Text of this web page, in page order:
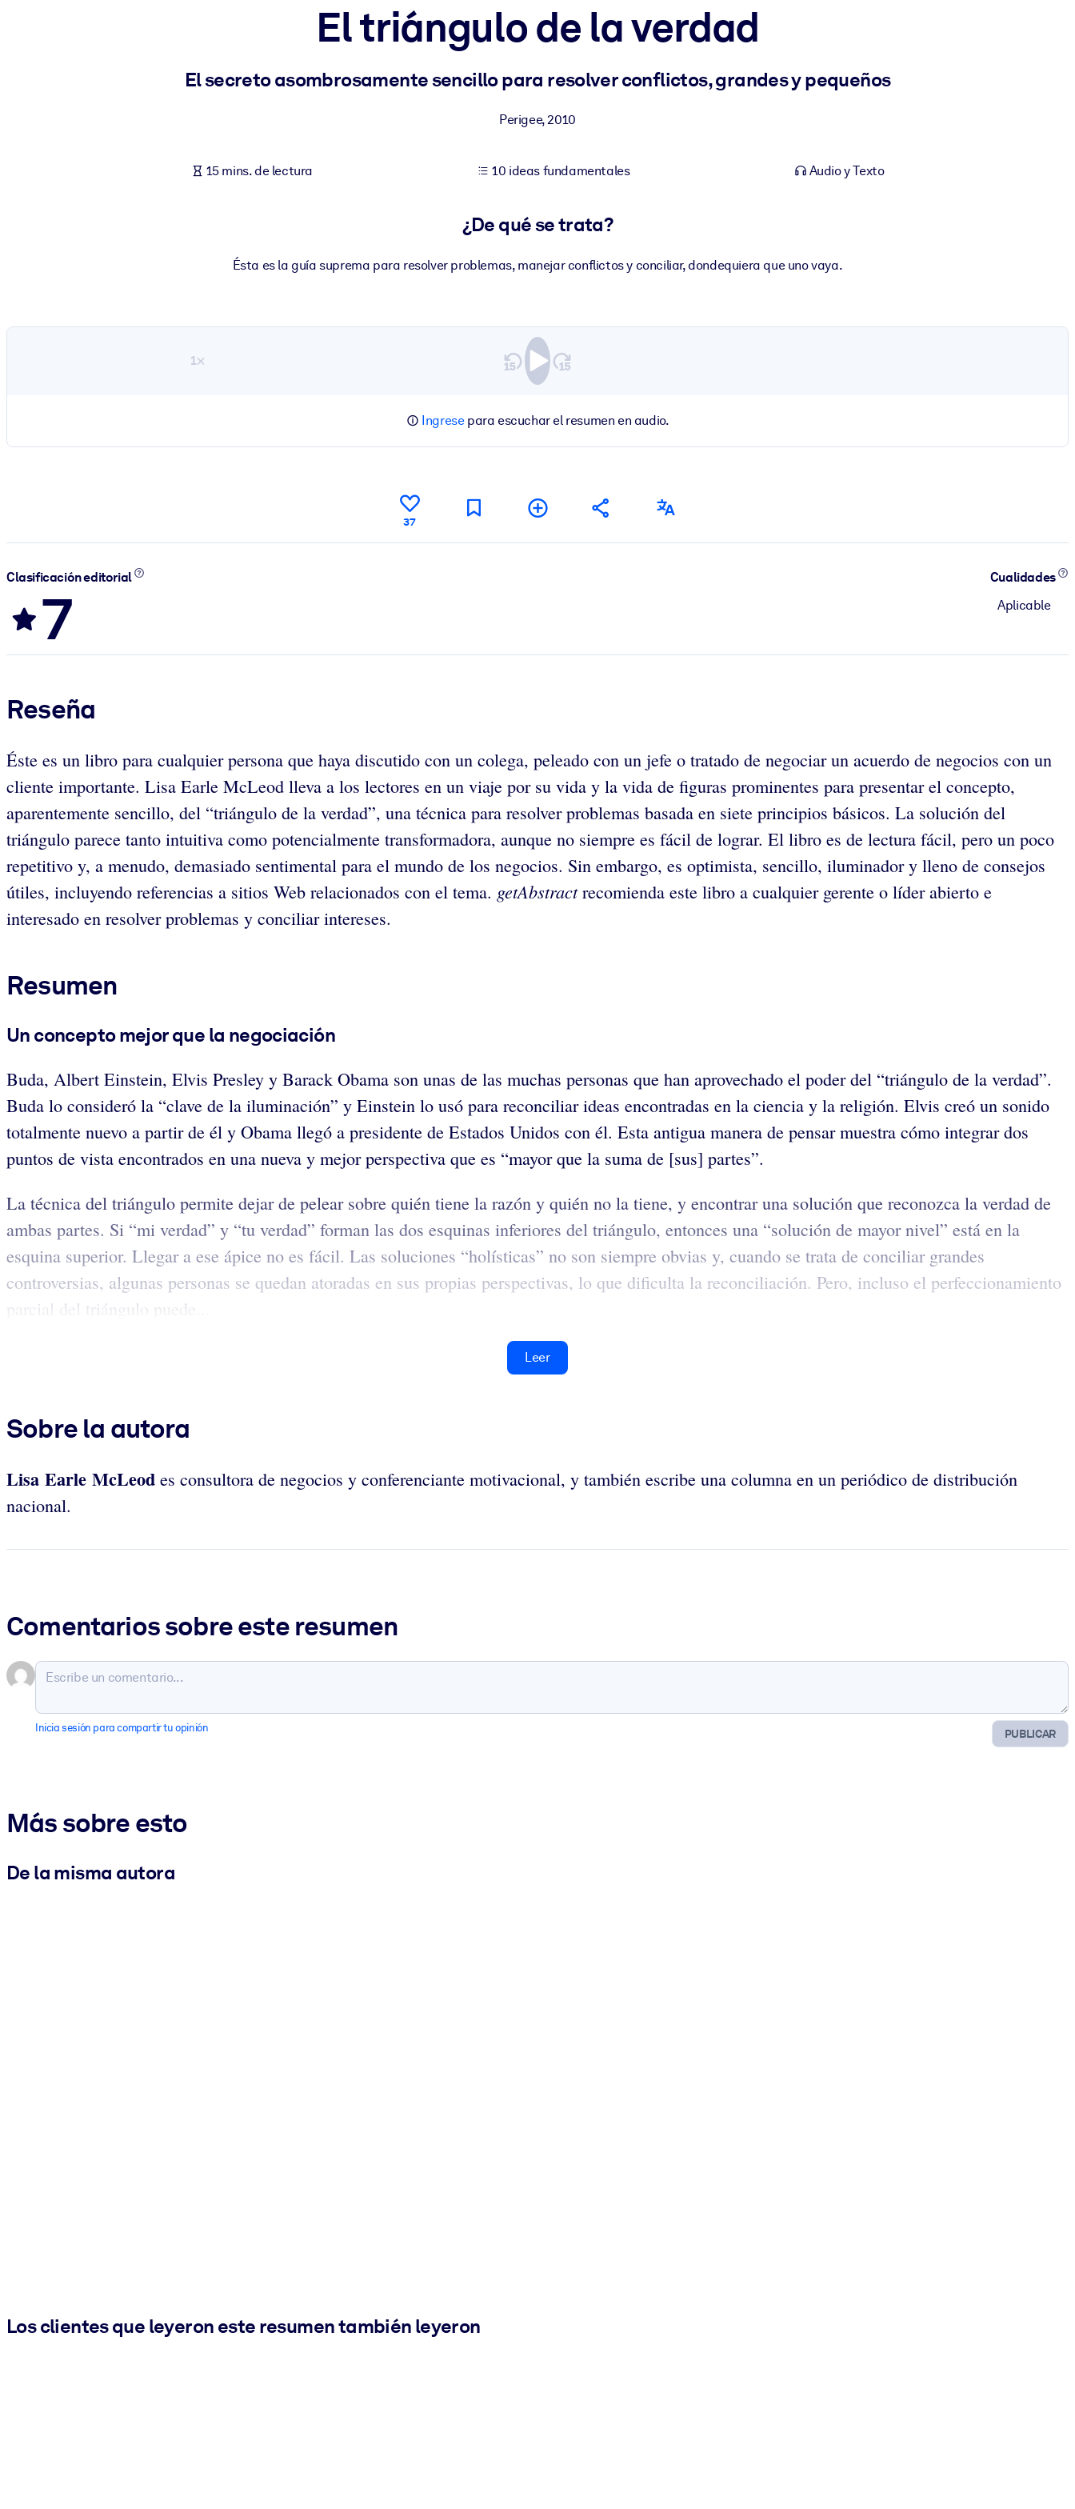
Para bibliotecas corporativas
Enriquezca su biblioteca corporativa con conocimientos empresariales confiables y listos para usar.
Alimente sus sistemas de IA con conocimientos fiables y estructurados para mejorar los resultados.
El triángulo de la verdad
El secreto asombrosamente sencillo para resolver conflictos, grandes y pequeños
Perigee,2010
15 mins. de lectura 10 ideas fundamentales Audio y Texto
¿De qué se trata?
Ésta es la guía suprema para resolver problemas, manejar conflictos y conciliar, dondequiera que uno vaya.
1×
Ingresepara escuchar el resumen en audio.
37
Clasificación editorial
7
Cualidades
Aplicable
Reseña
Éste es un libro para cualquier persona que haya discutido con un colega, peleado con un jefe o tratado de negociar un acuerdo de negocios con un
cliente importante. Lisa Earle McLeod lleva a los lectores en un viaje por su vida y la vida de figuras prominentes para presentar el concepto,
aparentemente sencillo, del “triángulo de la verdad”, una técnica para resolver problemas basada en siete principios básicos. La solución del
triángulo parece tanto intuitiva como potencialmente transformadora, aunque no siempre es fácil de lograr. El libro es de lectura fácil, pero un poco
repetitivo y, a menudo, demasiado sentimental para el mundo de los negocios. Sin embargo, es optimista, sencillo, iluminador y lleno de consejos
útiles, incluyendo referencias a sitios Web relacionados con el tema. getAbstractrecomienda este libro a cualquier gerente o líder abierto e
interesado en resolver problemas y conciliar intereses.
Resumen
Un concepto mejor que la negociación
Buda, Albert Einstein, Elvis Presley y Barack Obama son unas de las muchas personas que han aprovechado el poder del “triángulo de la verdad”.
Buda lo consideró la “clave de la iluminación” y Einstein lo usó para reconciliar ideas encontradas en la ciencia y la religión. Elvis creó un sonido
totalmente nuevo a partir de él y Obama llegó a presidente de Estados Unidos con él. Esta antigua manera de pensar muestra cómo integrar dos
puntos de vista encontrados en una nueva y mejor perspectiva que es “mayor que la suma de [sus] partes”.
La técnica del triángulo permite dejar de pelear sobre quién tiene la razón y quién no la tiene, y encontrar una solución que reconozca la verdad de
ambas partes. Si “mi verdad” y “tu verdad” forman las dos esquinas inferiores del triángulo, entonces una “solución de mayor nivel” está en la
esquina superior. Llegar a ese ápice no es fácil. Las soluciones “holísticas” no son siempre obvias y, cuando se trata de conciliar grandes
controversias, algunas personas se quedan atoradas en sus propias perspectivas, lo que dificulta la reconciliación. Pero, incluso el perfeccionamiento
parcial del triángulo puede...
Leer
Sobre la autora
Lisa Earle McLeod es consultora de negocios y conferenciante motivacional, y también escribe una columna en un periódico de distribución
nacional.
Comentarios sobre este resumen
PUBLICAR
Inicia sesión para compartir tu opinión
Más sobre esto
De la misma autora
Los clientes que leyeron este resumen también leyeron